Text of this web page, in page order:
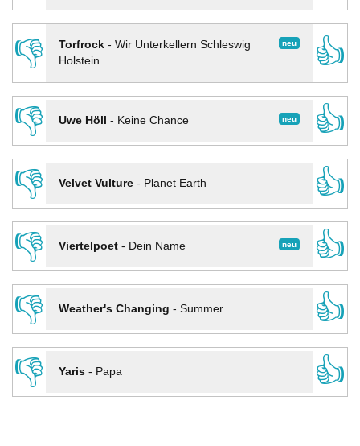
👎 neu
Torfrock- Wir Unterkellern Schleswig
Holstein
👍
👎
neu
Uwe Höll - Keine Chance
👍
👎
Velvet Vulture- Planet Earth
👍
👎
neu
Viertelpoet- Dein Name
👍
👎
Weather's Changing - Summer
👍
👎
Yaris- Papa 👍